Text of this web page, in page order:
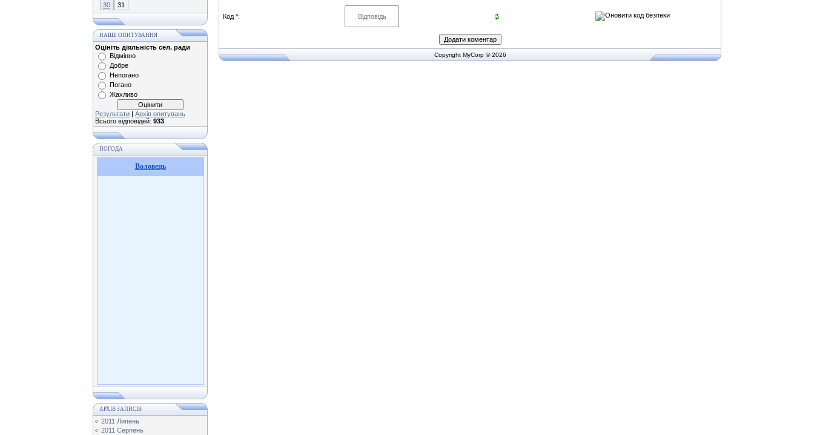
30
31
НАШЕ ОПИТУВАННЯ
Оцініть діяльність сел. ради
Відмінно
Добре
Непогано
Погано
Жахливо
Результати | Архів опитувань
Всього відповідей: 933
ПОГОДА
Воловець
АРХІВ ЗАПИСІВ
2011 Липень
2011 Серпень
Код *:
Copyright MyCorp © 2026